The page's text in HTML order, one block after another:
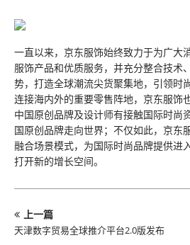
一直以来，京东服饰始终致力于为广大
服饰产品和优质服务，并充分整合技术
势，打造全球潮流尖货聚集地，引领时
连接海内外的重要零售阵地，京东服饰
中国原创品牌及设计师有接触国际时尚
国原创品牌走向世界；不仅如此，京东
融合场景模式，为国际时尚品牌提供进
打开新的增长空间。
上一篇
天津数字贸易全球推介平台2.0版发布